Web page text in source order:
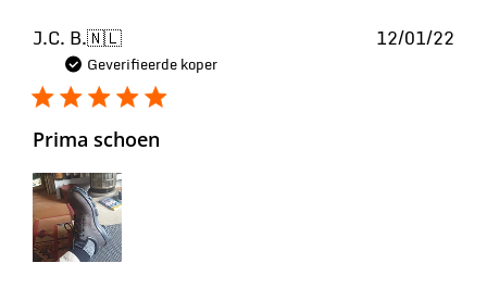
J.C. B.🇳🇱
Geverifieerde koper
Prima schoen
12/01/22